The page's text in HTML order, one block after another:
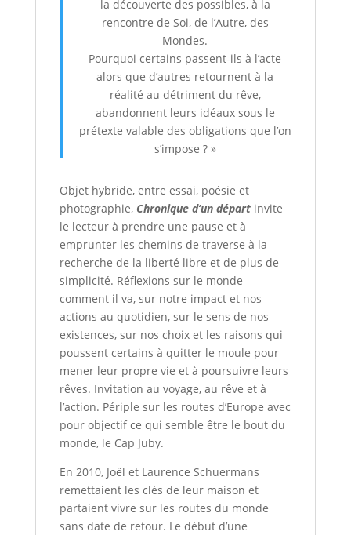
la découverte des possibles, à la
rencontre de Soi, de l’Autre, des
Mondes.
Pourquoi certains passent-ils à l’acte
alors que d’autres retournent à la
réalité au détriment du rêve,
abandonnent leurs idéaux sous le
prétexte valable des obligations que l’on
s’impose ? »
Objet hybride, entre essai, poésie et
photographie, Chronique d’un départinvite
le lecteur à prendre une pause et à
emprunter les chemins de traverse à la
recherche de la liberté libre et de plus de
simplicité. Réflexions sur le monde
comment il va, sur notre impact et nos
actions au quotidien, sur le sens de nos
existences, sur nos choix et les raisons qui
poussent certains à quitter le moule pour
mener leur propre vie et à poursuivre leurs
rêves. Invitation au voyage, au rêve et à
l’action. Périple sur les routes d’Europe avec
pour objectif ce qui semble être le bout du
monde, le Cap Juby.
En 2010, Joël et Laurence Schuermans
remettaient les clés de leur maison et
partaient vivre sur les routes du monde
sans date de retour. Le début d’une